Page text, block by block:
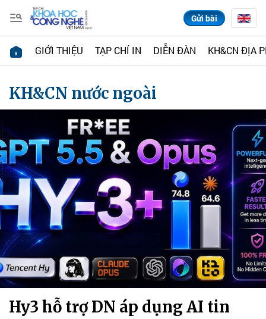
Gửi bài
GIỚI THIỆU TẠP CHÍ IN DIỄN ĐÀN KH&CN ĐỊA
KH&CN nước ngoài
Hy3 hỗ trợ DN áp dụng AI tin